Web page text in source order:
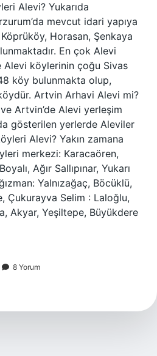
Alevi? Yukarıda
mevcut idari yapıya
Horasan, Şenkaya
En çok Alevi
Alevi köylerinin çoğu Sivas
köy bulunmakta olup,
Artvin Arhavi Alevi mi?
Artvin’de Alevi yerleşim
gösterilen yerlerde Aleviler
Alevi? Yakın zamana
merkezi: Karacaören,
Ağır Sallıpınar, Yukarı
Yalnızağaç, Böcüklü,
Çukurayva Selim : Laloğlu,
Akyar, Yeşiltepe, Büyükdere
8 Yorum